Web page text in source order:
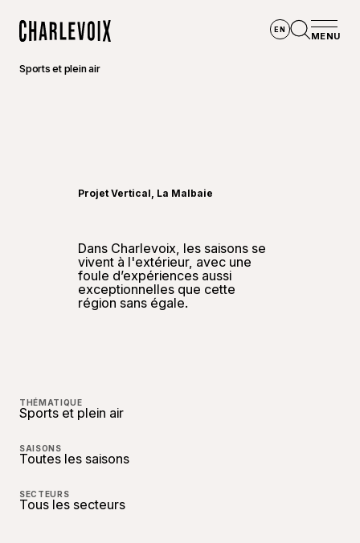
EN
MENU
Sports et plein air
Dans Charlevoix, les saisons se
vivent à l'extérieur, avec une
foule d’expériences aussi
exceptionnelles que cette
région sans égale.
Projet Vertical, La Malbaie
THÉMATIQUE
Sports et plein air
SAISONS
Toutes les saisons
SECTEURS
Tous les secteurs